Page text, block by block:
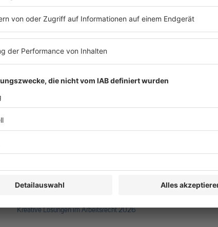
Kreative Lösungen im Arbeitsrecht 2026
Kreative Lösungen im Arbeitsrecht 2026
Kreative Lösungen im Arbeitsrecht 2026
Kreative Lösungen im Arbeitsrecht 2026